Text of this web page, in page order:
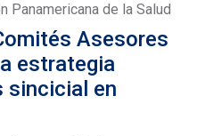
Panamericana de la Salud
Asesores
estrategia
sincicial en